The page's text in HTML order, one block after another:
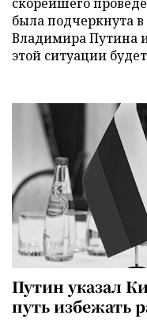
была подчеркнута в
Владимира Путина
этой ситуации
Путин указал
путь избежать